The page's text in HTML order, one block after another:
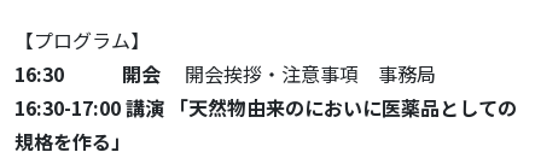
【プログラム】
16:30 開会 開会挨拶・注意事項 事務局
16:30-17:00 講演 「天然物由来のにおいに医薬品としての
規格を作る」